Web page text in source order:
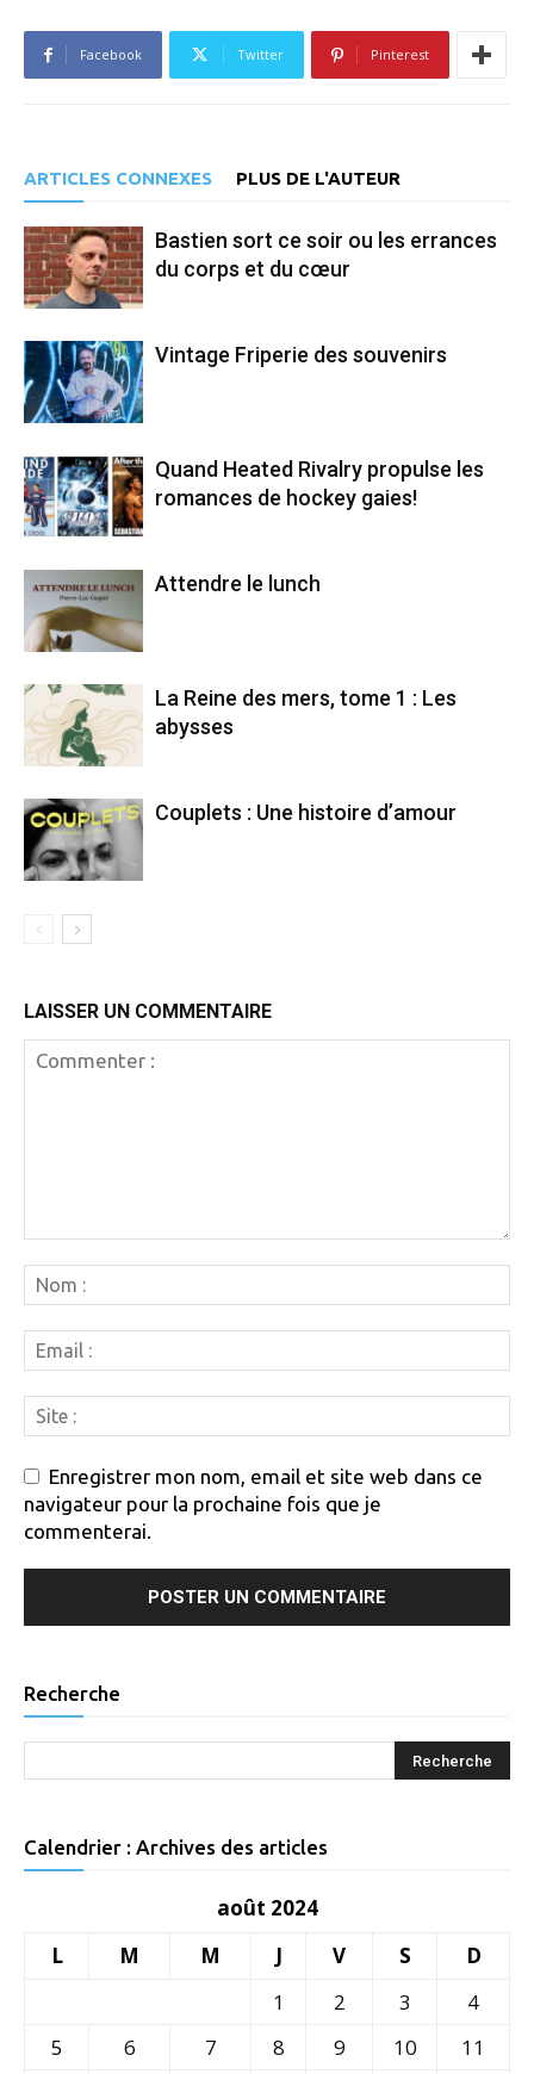
Facebook Twitter Pinterest
ARTICLES CONNEXES PLUS DE L'AUTEUR
Bastien sort ce soir ou les errances
du corps et du cœur
Vintage Friperie des souvenirs
Quand Heated Rivalry propulse les
romances de hockey gaies!
Attendre le lunch
La Reine des mers, tome 1 : Les
abysses
Couplets : Une histoire d’amour
LAISSER UN COMMENTAIRE
Enregistrer mon nom, email et site web dans ce
navigateur pour la prochaine fois que je
commenterai.
Recherche
Calendrier : Archives des articles
août 2024
L
M M J V S
D
1
2 3
4
5
6 7 8 9 10
11